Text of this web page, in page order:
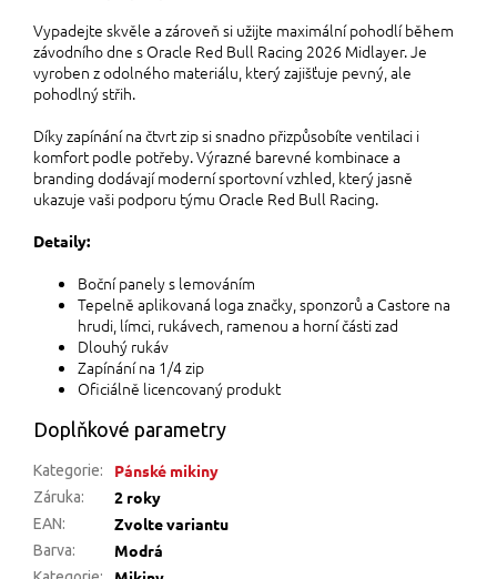
Vypadejte skvěle a zároveň si užijte maximální pohodlí během
závodního dne s Oracle Red Bull Racing 2026 Midlayer. Je
vyroben z odolného materiálu, který zajišťuje pevný, ale
pohodlný střih.
Díky zapínání na čtvrt zip si snadno přizpůsobíte ventilaci i
komfort podle potřeby. Výrazné barevné kombinace a
branding dodávají moderní sportovní vzhled, který jasně
ukazuje vaši podporu týmu Oracle Red Bull Racing.
Detaily:
Boční panely s lemováním
Tepelně aplikovaná loga značky, sponzorů a Castore na
hrudi, límci, rukávech, ramenou a horní části zad
Dlouhý rukáv
Zapínání na 1/4 zip
Oficiálně licencovaný produkt
Doplňkové parametry
Kategorie: Pánské mikiny
Záruka: 2 roky
EAN: Zvolte variantu
Barva: Modrá